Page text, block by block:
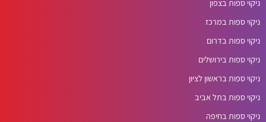
ניקוי ספות בצפון
ניקוי ספות במרכז
ניקוי ספות בדרום
ניקוי ספות בירושלים
ניקוי ספות בראשון לציון
ניקוי ספות בתל אביב
ניקוי ספות בחיפה